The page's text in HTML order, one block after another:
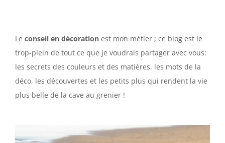
Le conseil en décoration est mon métier ; ce blog est le
trop-plein de tout ce que je voudrais partager avec vous:
les secrets des couleurs et des matières, les mots de la
déco, les découvertes et les petits plus qui rendent la vie
plus belle de la cave au grenier !